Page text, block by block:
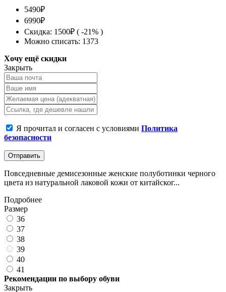
5490₽
6990₽
Скидка: 1500₽ ( -21% )
Можно списать: 1373
Хочу ещё скидки
Закрыть
Я прочитал и согласен с условиями Политика
безопасности
Отправить
Повседневные демисезонные женские полуботинки черного
цвета из натуральной лаковой кожи от китайског...
Подробнее
Размер
36
37
38
39
40
41
Рекомендации по выбору обуви
Закрыть